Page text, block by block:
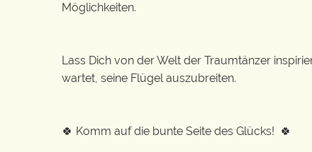
Möglichkeiten.
Lass Dich von der Welt der Traumtänzer
wartet, seine Flügel auszubreiten.
🍀 Komm auf die bunte Seite des Glücks! 🍀